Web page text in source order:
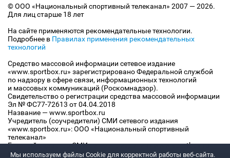
© ООО «Национальный спортивный телеканал» 2007 — 2026.
Для лиц старше 18 лет
На сайте применяются рекомендательные технологии.
Подробнее в Правилах применения рекомендательных
технологий
Средство массовой информации сетевое издание
«www.sportbox.ru» зарегистрировано Федеральной службой
по надзору в сфере связи, информационных технологий
и массовых коммуникаций (Роскомнадзор).
Свидетельство о регистрации средства массовой информации
Эл № ФС77-72613 от 04.04.2018
Название — www.sportbox.ru
Учредитель (соучредители) СМИ сетевого издания
«www.sportbox.ru»: ООО «Национальный спортивный
телеканал»
Главный редактор СМИ сетевого издания «www.sportbox.ru»:
Конов В.А.
Мы используем файлы Сookie для корректной работы веб-сайта.